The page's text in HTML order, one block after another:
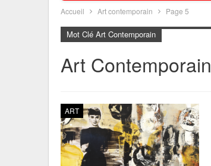
Accueil Art contemporain Page 5
Mot Clé Art Contemporain
Art Contemporain
ART